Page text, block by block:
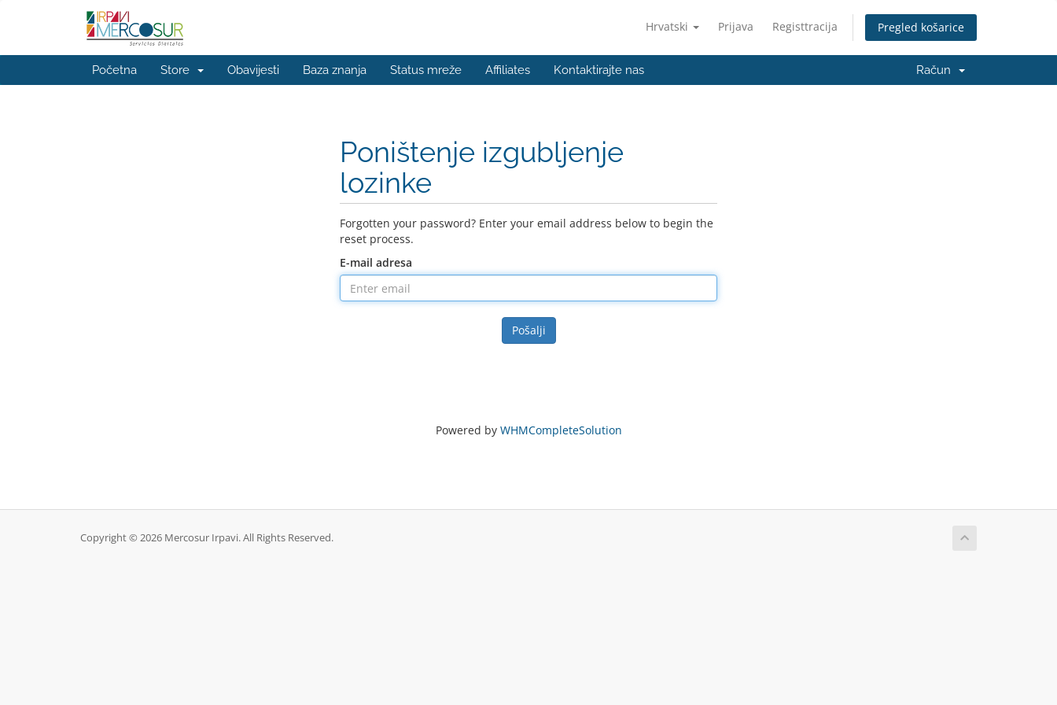
Hrvatski Prijava Registtracija Pregled košarice
Početna Store Obavijesti Baza znanja Status mreže Affiliates Kontaktirajte nas Račun
Poništenje izgubljenje
lozinke
Forgotten your password? Enter your email address below to begin the
reset process.
E-mail adresa
Pošalji
Powered by WHMCompleteSolution
Copyright © 2026 Mercosur Irpavi. All Rights Reserved.